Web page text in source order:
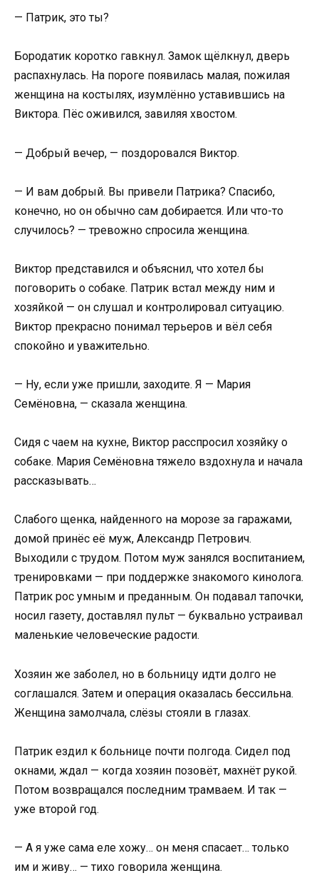
— Патрик, это ты?
Бородатик коротко гавкнул. Замок щёлкнул, дверь
распахнулась. На пороге появилась малая, пожилая
женщина на костылях, изумлённо уставившись на
Виктора. Пёс оживился, завиляя хвостом.
— Добрый вечер, — поздоровался Виктор.
— И вам добрый. Вы привели Патрика? Спасибо,
конечно, но он обычно сам добирается. Или что-то
случилось? — тревожно спросила женщина.
Виктор представился и объяснил, что хотел бы
поговорить о собаке. Патрик встал между ним и
хозяйкой — он слушал и контролировал ситуацию.
Виктор прекрасно понимал терьеров и вёл себя
спокойно и уважительно.
— Ну, если уже пришли, заходите. Я — Мария
Семёновна, — сказала женщина.
Сидя с чаем на кухне, Виктор расспросил хозяйку о
собаке. Мария Семёновна тяжело вздохнула и начала
рассказывать…
Слабого щенка, найденного на морозе за гаражами,
домой принёс её муж, Александр Петрович.
Выходили с трудом. Потом муж занялся воспитанием,
тренировками — при поддержке знакомого кинолога.
Патрик рос умным и преданным. Он подавал тапочки,
носил газету, доставлял пульт — буквально устраивал
маленькие человеческие радости.
Хозяин же заболел, но в больницу идти долго не
соглашался. Затем и операция оказалась бессильна.
Женщина замолчала, слёзы стояли в глазах.
Патрик ездил к больнице почти полгода. Сидел под
окнами, ждал — когда хозяин позовёт, махнёт рукой.
Потом возвращался последним трамваем. И так —
уже второй год.
— А я уже сама еле хожу… он меня спасает… только
им и живу… — тихо говорила женщина.